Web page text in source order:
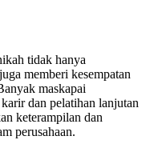
tidak hanya
memberi kesempatan
maskapai
dan pelatihan lanjutan
keterampilan dan
perusahaan.